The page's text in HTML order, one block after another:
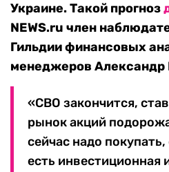
Украине. Такой прогноз
NEWS.ru член
Гильдии финансовых
менеджеров Александр
«СВО закончится,
рынок акций
сейчас надо
есть инвестиционная